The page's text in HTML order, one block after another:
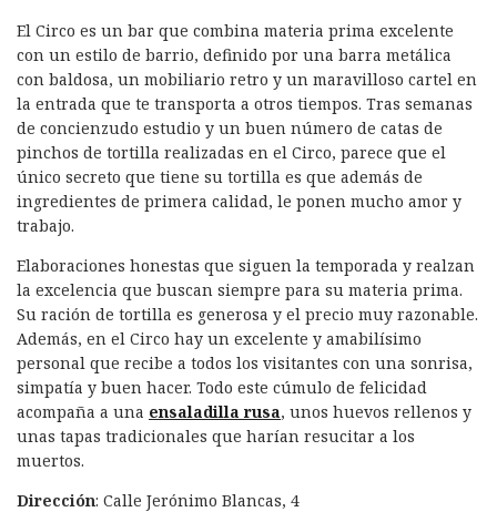
El Circo es un bar que combina materia prima excelente
con un estilo de barrio, definido por una barra metálica
con baldosa, un mobiliario retro y un maravilloso cartel en
la entrada que te transporta a otros tiempos. Tras semanas
de concienzudo estudio y un buen número de catas de
pinchos de tortilla realizadas en el Circo, parece que el
único secreto que tiene su tortilla es que además de
ingredientes de primera calidad, le ponen mucho amor y
trabajo.
Elaboraciones honestas que siguen la temporada y realzan
la excelencia que buscan siempre para su materia prima.
Su ración de tortilla es generosa y el precio muy razonable.
Además, en el Circo hay un excelente y amabilísimo
personal que recibe a todos los visitantes con una sonrisa,
simpatía y buen hacer. Todo este cúmulo de felicidad
acompaña a una ensaladilla rusa, unos huevos rellenos y
unas tapas tradicionales que harían resucitar a los
muertos.
Dirección: Calle Jerónimo Blancas, 4